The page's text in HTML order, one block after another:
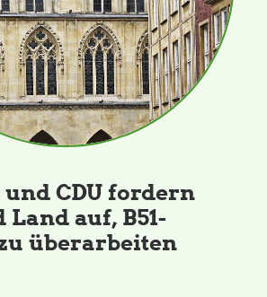
CDU fordern
auf, B51-
überarbeiten